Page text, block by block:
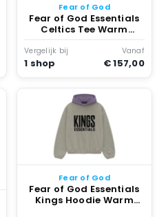
Fear of God
Fear of God Essentials
Celtics Tee Warm
Heather
Vergelijk bij
1 shop
Vanaf
€ 157,00
Fear of God
Fear of God Essentials
Kings Hoodie Warm